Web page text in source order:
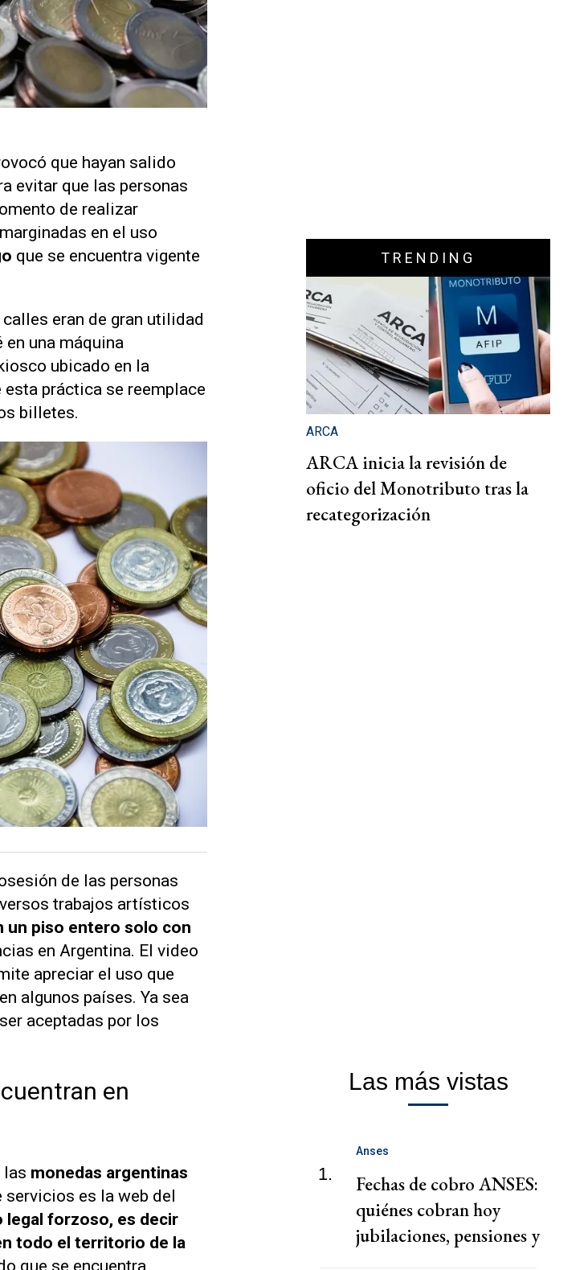
que hayan salido
evitar que las personas
de realizar
en el uso
que se encuentra vigente
eran de gran utilidad
una máquina
ubicado en la
práctica se reemplace
billetes.
de las personas
trabajos artísticos
un piso entero solo con
en Argentina. El video
apreciar el uso que
algunos países. Ya sea
aceptadas por los
en
las monedas argentinas
servicios es la web del
legal forzoso, es decir
todo el territorio de la
que se encuentra
TRENDING
ARCA
ARCA inicia la revisión de
oficio del Monotributo tras la
recategorización
Las más vistas
1.
Anses
Fechas de cobro ANSES:
quiénes cobran hoy
jubilaciones, pensiones y